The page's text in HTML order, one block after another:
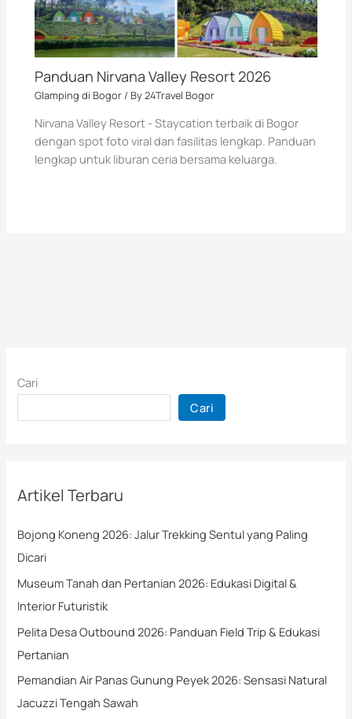
Panduan Nirvana Valley Resort 2026
Glamping di Bogor / By24Travel Bogor
Nirvana Valley Resort - Staycation terbaik di Bogor
dengan spot foto viral dan fasilitas lengkap. Panduan
lengkap untuk liburan ceria bersama keluarga.
Cari
Cari
Artikel Terbaru
Bojong Koneng 2026: Jalur Trekking Sentul yang Paling
Dicari
Museum Tanah dan Pertanian 2026: Edukasi Digital &
Interior Futuristik
Pelita Desa Outbound 2026: Panduan Field Trip & Edukasi
Pertanian
Pemandian Air Panas Gunung Peyek 2026: Sensasi Natural
Jacuzzi Tengah Sawah